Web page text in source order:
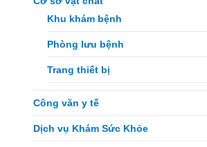
Khu khám bệnh
Phòng lưu bệnh
Trang thiết bị
Công văn y tế
Dịch vụ Khám Sức Khỏe